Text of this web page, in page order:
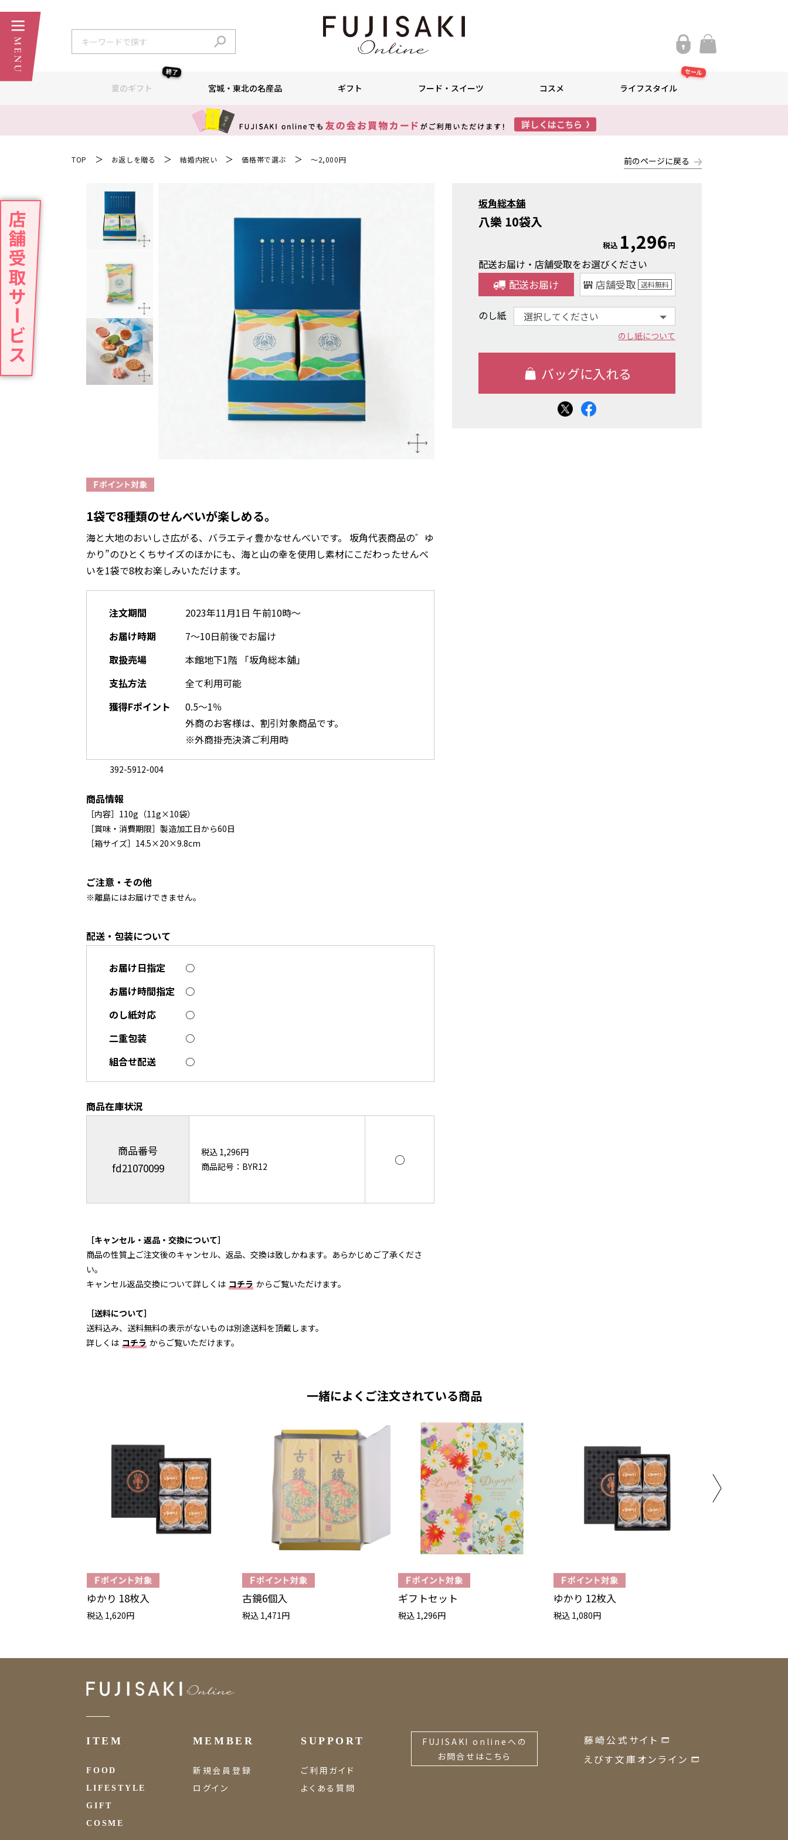
夏のギフト
終了
宮城・東北の名産品 ギフト フード・スイーツ コスメ ライフスタイル
セール
TOP ＞ お返しを贈る ＞ 結婚内祝い ＞ 価格帯で選ぶ ＞ ～2,000円 前のページに戻る
1袋で8種類のせんべいが楽しめる。
海と大地のおいしさ広がる、バラエティ豊かなせんべいです。 坂角代表商品の゛ゆ
かり”のひとくちサイズのほかにも、海と山の幸を使用し素材にこだわったせんべ
いを1袋で8枚お楽しみいただけます。
注文期間
2023年11月1日 午前10時～
お届け時期
7～10日前後でお届け
取扱売場
本館地下1階 「坂角総本舖」
支払方法
全て利用可能
獲得Fポイント
0.5～1％
外商のお客様は、割引対象商品です。
※外商掛売決済ご利用時
392-5912-004
商品情報
［内容］110g（11g×10袋）
［賞味・消費期限］製造加工日から60日
［箱サイズ］14.5×20×9.8cm
ご注意・その他
※離島にはお届けできません。
配送・包装について
お届け日指定
○
お届け時間指定
○
のし紙対応
○
二重包装
○
組合せ配送
○
商品在庫状況
商品番号
fd21070099
税込 1,296円
商品記号：BYR12
○
［キャンセル・返品・交換について］
商品の性質上ご注文後のキャンセル、返品、交換は致しかねます。あらかじめご了承くださ
い。
キャンセル返品交換について詳しくは コチラ からご覧いただけます。
［送料について］
送料込み、送料無料の表示がないものは別途送料を頂戴します。
詳しくは コチラ からご覧いただけます。
坂角総本舖
八樂 10袋入
税込 1,296円
配送お届け・店舗受取をお選びください
配送お届け 店舗受取 送料無料
のし紙
のし紙について
一緒によくご注文されている商品
ゆかり 18枚入
税込 1,620円
古鏡6個入
税込 1,471円
ギフトセット
税込 1,296円
ゆかり 12枚入
税込 1,080円
ITEM
FOOD
LIFESTYLE
GIFT
COSME
MEMBER
新規会員登録
ログイン
SUPPORT
ご利用ガイド
よくある質問
FUJISAKI onlineへの
お問合せはこちら
藤崎公式サイト
えびす文庫オンライン